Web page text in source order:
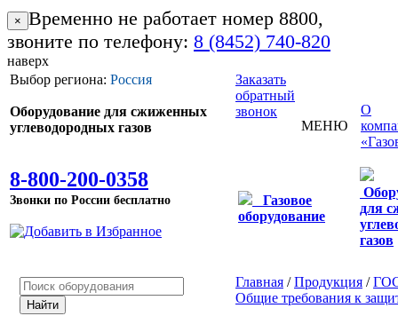
× Временно не работает номер 8800,
звоните по телефону: 8 (8452) 740-820
наверх
Выбор региона: Россия
Оборудование для сжиженных
углеводородных газов
8-800-200-0358
Звонки по России бесплатно
Заказать
обратный
звонок
МЕНЮ
О
Газовое
оборудование
для
газов
Главная /Продукция /
Общие требования к